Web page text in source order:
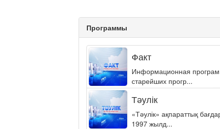
Программы
Факт
Информационная
старейших прогр...
Тәулік
«Тәулік» ақпараттық
1997 жылд...